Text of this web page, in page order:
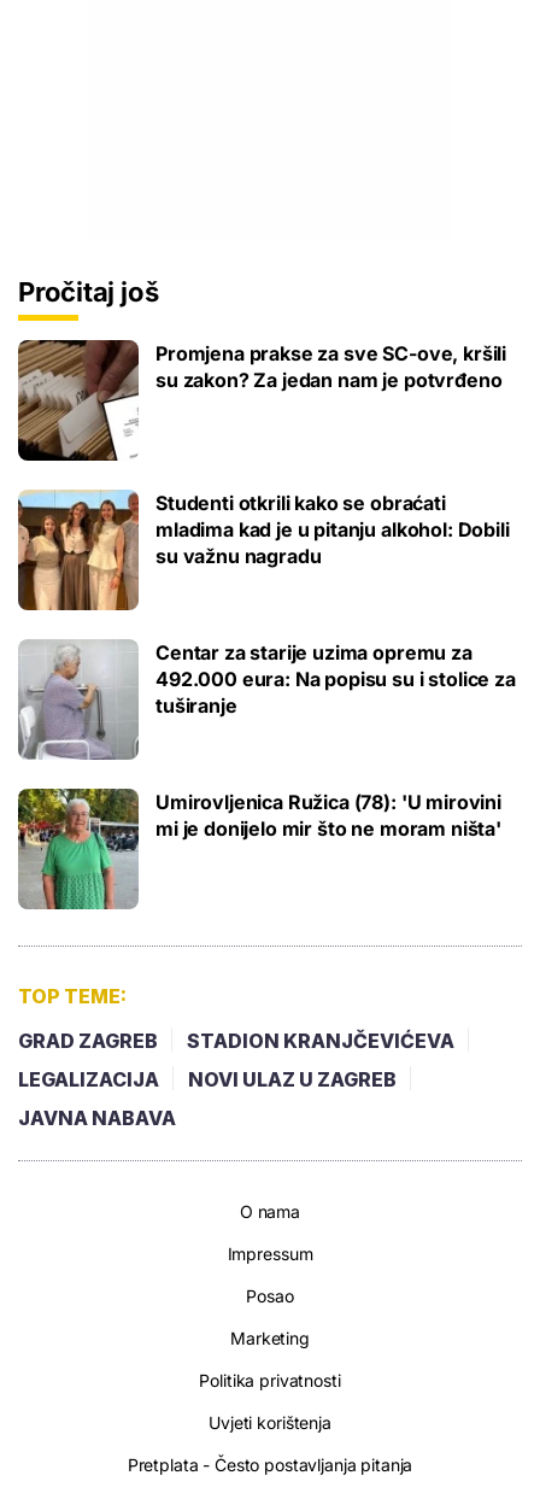
Pročitaj još
Promjena prakse za sve SC-ove, kršili
su zakon? Za jedan nam je potvrđeno
Studenti otkrili kako se obraćati
mladima kad je u pitanju alkohol: Dobili
su važnu nagradu
Centar za starije uzima opremu za
492.000 eura: Na popisu su i stolice za
tuširanje
Umirovljenica Ružica (78): 'U mirovini
mi je donijelo mir što ne moram ništa'
TOP TEME:
GRAD ZAGREB
STADION KRANJČEVIĆEVA
LEGALIZACIJA
NOVI ULAZ U ZAGREB
JAVNA NABAVA
O nama
Impressum
Posao
Marketing
Politika privatnosti
Uvjeti korištenja
Pretplata - Često postavljanja pitanja